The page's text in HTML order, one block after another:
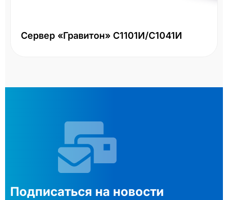
Сервер «Гравитон» С1101И/С1041И
Подписаться на новости